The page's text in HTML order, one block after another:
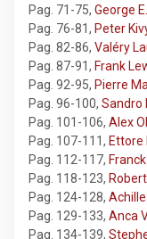
Pag. 71-75, George
Pag. 76-81, Peter
Pag. 82-86, Valéry
Pag. 87-91, Frank
Pag. 92-95, Pierre
Pag. 96-100, Sandro
Pag. 101-106, Alex
Pag. 107-111, Ettore
Pag. 112-117,
Pag. 118-123,
Pag. 124-128, Achille
Pag. 129-133, Anca
Pag. 134-139,